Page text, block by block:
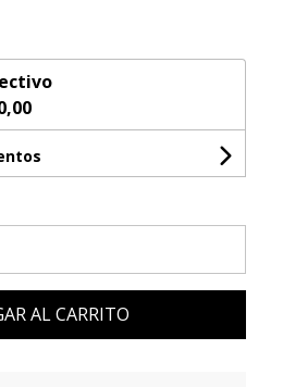
AL CARRITO